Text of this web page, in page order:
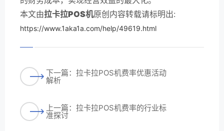
本文由拉卡拉POS机原创内容转载请标明出:
https://www.1aka1a.com/help/49619.html
下一篇：拉卡拉POS机费率优惠活动
解析
上一篇：拉卡拉POS机费率的行业标
准探讨